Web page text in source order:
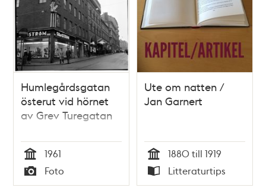
Humlegårdsgatan
österut vid hörnet
av Grev Turegatan
Tid
1961
Typ
Foto
Ute om natten /
Jan Garnert
Tid
1880 till 1919
Typ
Litteraturtips